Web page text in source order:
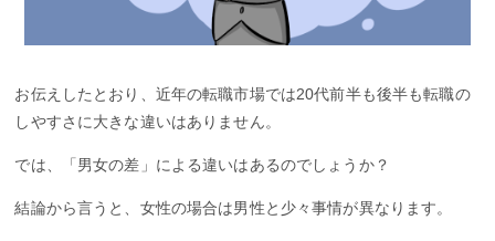
お伝えしたとおり、近年の転職市場では20代前半も後半も転職の
しやすさに大きな違いはありません。
では、「男女の差」による違いはあるのでしょうか？
結論から言うと、女性の場合は男性と少々事情が異なります。